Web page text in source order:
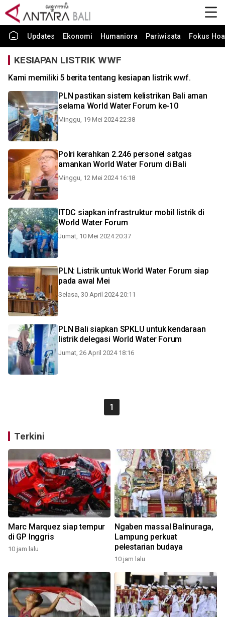
Updates Ekonomi Humaniora Pariwisata Fokus
KESIAPAN LISTRIK WWF
Kami memiliki 5 berita tentang kesiapan listrik wwf.
PLN pastikan sistem kelistrikan Bali aman
selama World Water Forum ke-10
Minggu, 19 Mei 2024 22:38
Polri kerahkan 2.246 personel satgas
amankan World Water Forum di Bali
Minggu, 12 Mei 2024 16:18
ITDC siapkan infrastruktur mobil listrik di
World Water Forum
Jumat, 10 Mei 2024 20:37
PLN: Listrik untuk World Water Forum siap
pada awal Mei
Selasa, 30 April 2024 20:11
PLN Bali siapkan SPKLU untuk kendaraan
listrik delegasi World Water Forum
Jumat, 26 April 2024 18:16
1
Terkini
Marc Marquez siap tempur
di GP Inggris
10 jam lalu
Ngaben massal Balinuraga,
Lampung perkuat
pelestarian budaya
10 jam lalu